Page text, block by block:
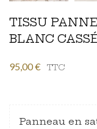
TISSU
BLANC
95,00 € TTC
Panneau en